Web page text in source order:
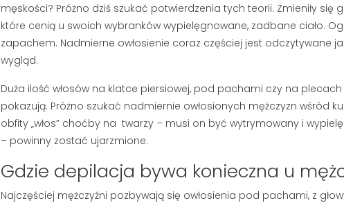
męskości? Próżno dziś szukać potwierdzenia tych teorii. Zmieniły się
które cenią u swoich wybranków wypielęgnowane, zadbane ciało.
zapachem. Nadmierne owłosienie coraz częściej jest odczytywane
wygląd.
Duża ilość włosów na klatce piersiowej, pod pachami czy na
pokazują. Próżno szukać nadmiernie owłosionych mężczyzn wśród
obfity „włos” choćby na twarzy – musi on być wytrymowany i
– powinny zostać ujarzmione.
Gdzie depilacja bywa konieczna u
Najczęściej mężczyźni pozbywają się owłosienia pod pachami, z